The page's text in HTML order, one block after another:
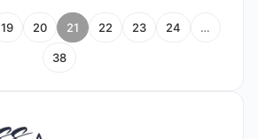
19 20 21 22 23 24 …
38